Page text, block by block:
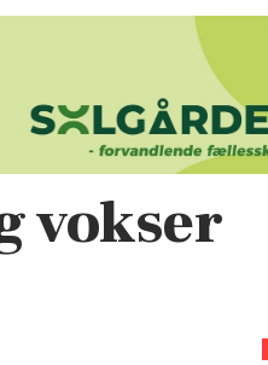
vokser